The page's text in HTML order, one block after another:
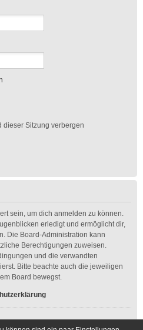
dieser Sitzung verbergen
sein, um dich anmelden zu können.
erledigt und ermöglicht dir,
Die Board-Administration kann
Berechtigungen zuweisen.
und die verwandten
Bitte beachte auch die jeweiligen
Board bewegst.